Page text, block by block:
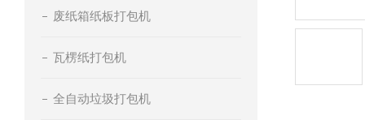
废纸箱纸板打包机
瓦楞纸打包机
全自动垃圾打包机